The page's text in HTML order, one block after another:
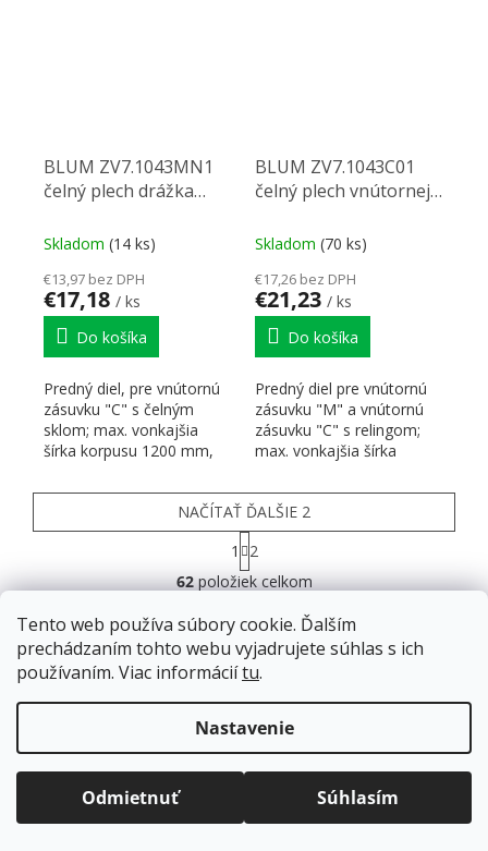
Tento web používa súbory cookie. Ďalším
prechádzaním tohto webu vyjadrujete súhlas s ich
používaním. Viac informáciítu.
Nastavenie
Odmietnuť Súhlasím
Doprava zadarmopre balíkové zásielky v hodnote
nad120 EUR*.
Balíky zasielame už od4 EUR.
ZRÝCHĽUJEME.
BLUM ZV7.1043MN1
čelný plech drážka
Skladom (14 ks)
€13,97 bez DPH
€17,18 / ks
Do košíka
Predný diel, pre vnútornú
zásuvku "C" s čelným
sklom; max. vonkajšia
šírka korpusu 1200 mm,
BLUM ZV7.1043C01
čelný plech vnútornej
karbon čierna CS-M
Skladom (70 ks)
€17,26 bez DPH
€21,23 / ks
Do košíka
Predný diel pre vnútornú
zásuvku "M" a vnútornú
zásuvku "C" s relingom;
max. vonkajšia šírka
Ovládacie prvky výpisu
NAČÍTAŤ ĎALŠIE 2
Stránkovanie
1
2
62položiek celkom
Široký sortiment
veľký výber nábytkového kovania na jednom
Rýchle odoslanie tovaru
na akúkoľvek adresu nebo do výdajného
boxu